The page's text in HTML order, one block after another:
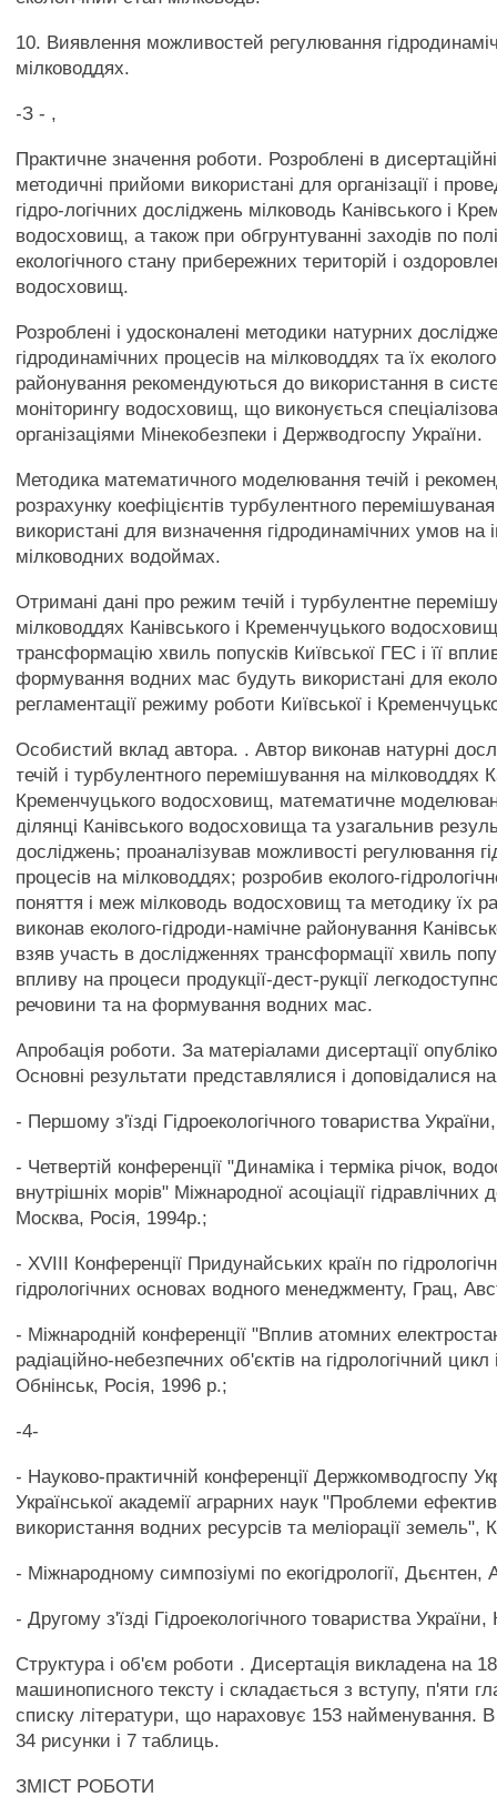
10. Виявлення можливостей регулювання
мілководдях.
-З - ,
Практичне значення роботи. Розроблені в
методичні прийоми використані для організації і
гідро-логічних досліджень мілководь Канівського і
водосховищ, а також при обгрунтуванні заходів по
екологічного стану прибережних територій і
водосховищ.
Розроблені і удосконалені методики натурних
гідродинамічних процесів на мілководдях та їх
районування рекомендуються до використання в
моніторингу водосховищ, що виконується
організаціями Мінекобезпеки і Держводгоспу України.
Методика математичного моделювання течій і
розрахунку коефіцієнтів турбулентного
використані для визначення гідродинамічних умов на
мілководних водоймах.
Отримані дані про режим течій і турбулентне
мілководдях Канівського і Кременчуцького
трансформацію хвиль попусків Київської ГЕС і її
формування водних мас будуть використані для
регламентації режиму роботи Київської і
Особистий вклад автора. . Автор виконав натурні
течій і турбулентного перемішування на мілководдях
Кременчуцького водосховищ, математичне
ділянці Канівського водосховища та узагальнив
досліджень; проаналізував можливості регулювання
процесів на мілководдях; розробив еколого-
поняття і меж мілководь водосховищ та методику їх
виконав еколого-гідроди-намічне районування
взяв участь в дослідженнях трансформації хвиль
впливу на процеси продукції-дест-рукції
речовини та на формування водних мас.
Апробація роботи. За матеріалами дисертації
Основні результати представлялися і доповідалися
- Першому з'їзді Гідроекологічного товариства
- Четвертій конференції "Динаміка і терміка річок,
внутрішніх морів" Міжнародної асоціації гідравлічних
Москва, Росія, 1994р.;
- XVIII Конференції Придунайських країн по
гідрологічних основах водного менеджменту, Грац,
- Міжнародній конференції "Вплив атомних
радіаційно-небезпечних об'єктів на гідрологічний
Обнінськ, Росія, 1996 р.;
-4-
- Науково-практичній конференції Держкомводгоспу
Української академії аграрних наук "Проблеми
використання водних ресурсів та меліорації земель",
- Міжнародному симпозіумі по екогідрології, Дьєнтен,
- Другому з'їзді Гідроекологічного товариства
Структура і об'єм роботи . Дисертація викладена на
машинописного тексту і складається з вступу, п'яти
списку літератури, що нараховує 153 найменування. В
34 рисунки і 7 таблиць.
ЗМІСТ РОБОТИ